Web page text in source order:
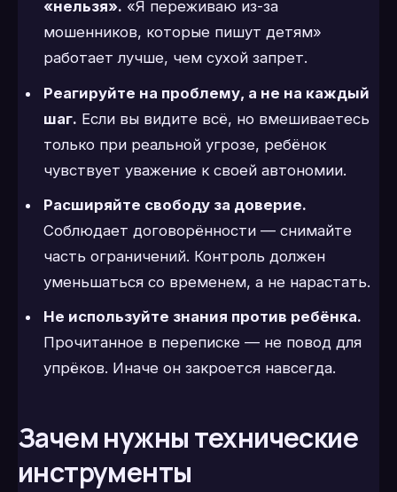
«нельзя». «Я переживаю из-за
мошенников, которые пишут детям»
работает лучше, чем сухой запрет.
Реагируйте на проблему, а не на каждый
шаг. Если вы видите всё, но вмешиваетесь
только при реальной угрозе, ребёнок
чувствует уважение к своей автономии.
Расширяйте свободу за доверие.
Соблюдает договорённости — снимайте
часть ограничений. Контроль должен
уменьшаться со временем, а не нарастать.
Не используйте знания против ребёнка.
Прочитанное в переписке — не повод для
упрёков. Иначе он закроется навсегда.
Зачем нужны технические
инструменты